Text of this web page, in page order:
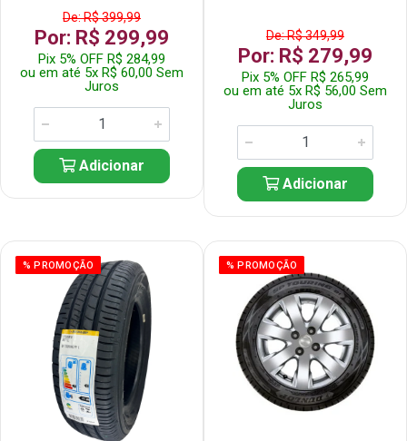
De: R$ 399,99
Por: R$ 299,99
Pix 5% OFF R$ 284,99
ou em até 5x R$ 60,00 Sem
Juros
Adicionar
De: R$ 349,99
Por: R$ 279,99
Pix 5% OFF R$ 265,99
ou em até 5x R$ 56,00 Sem
Juros
Adicionar
% PROMOÇÃO % PROMOÇÃO